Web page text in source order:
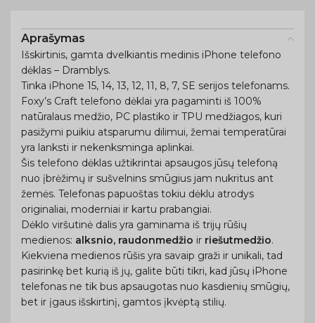
Aprašymas
Išskirtinis, gamta dvelkiantis medinis iPhone telefono
dėklas – Dramblys.
Tinka iPhone 15, 14, 13, 12, 11, 8, 7, SE serijos telefonams.
Foxy’s Craft telefono dėklai yra pagaminti iš 100%
natūralaus medžio, PC plastiko ir TPU medžiagos, kuri
pasižymi puikiu atsparumu dilimui, žemai temperatūrai
yra lanksti ir nekenksminga aplinkai.
Šis telefono dėklas užtikrintai apsaugos jūsų telefoną
nuo įbrėžimų ir sušvelnins smūgius jam nukritus ant
žemės. Telefonas papuoštas tokiu dėklu atrodys
originaliai, moderniai ir kartu prabangiai.
Dėklo viršutinė dalis yra gaminama iš trijų rūšių
medienos: alksnio, raudonmedžio ir riešutmedžio.
Kiekviena medienos rūšis yra savaip graži ir unikali, tad
pasirinkę bet kurią iš jų, galite būti tikri, kad jūsų iPhone
telefonas ne tik bus apsaugotas nuo kasdienių smūgių,
bet ir įgaus išskirtinį, gamtos įkvėptą stilių.